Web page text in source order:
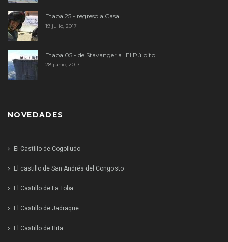
Etapa 25 - regreso a Casa
19 julio, 2017
Etapa 05 - de Stavanger a "El Púlpito"
28 junio, 2017
NOVEDADES
El Castillo de Cogolludo
El castillo de San Andrés del Congosto
El Castillo de La Toba
El Castillo de Jadraque
El Castillo de Hita